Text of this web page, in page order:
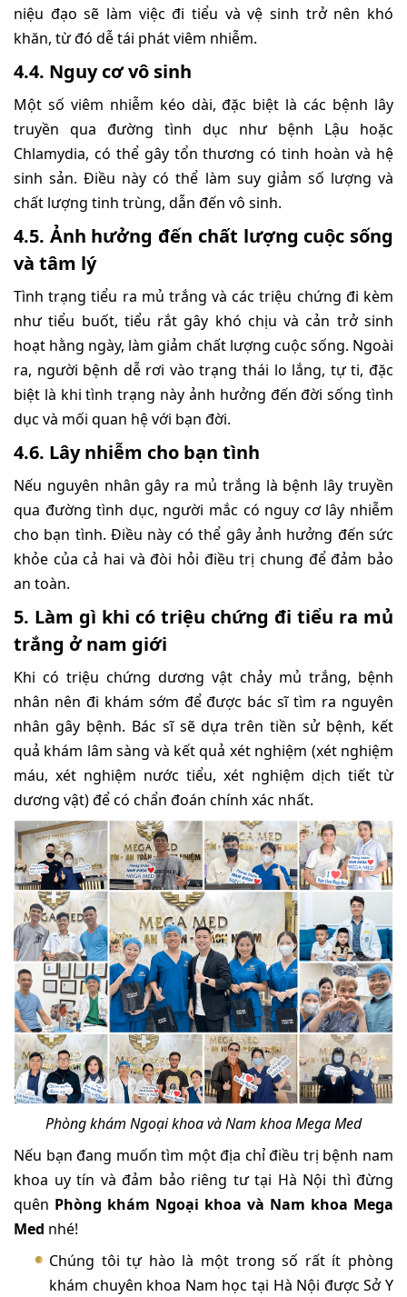
niệu đạo sẽ làm việc đi tiểu và vệ sinh trở nên khó
khăn, từ đó dễ tái phát viêm nhiễm.
4.4. Nguy cơ vô sinh
Một số viêm nhiễm kéo dài, đặc biệt là các bệnh lây
truyền qua đường tình dục như bệnh Lậu hoặc
Chlamydia, có thể gây tổn thương có tinh hoàn và hệ
sinh sản. Điều này có thể làm suy giảm số lượng và
chất lượng tinh trùng, dẫn đến vô sinh.
4.5. Ảnh hưởng đến chất lượng cuộc sống
và tâm lý
Tình trạng tiểu ra mủ trắng và các triệu chứng đi kèm
như tiểu buốt, tiểu rắt gây khó chịu và cản trở sinh
hoạt hằng ngày, làm giảm chất lượng cuộc sống. Ngoài
ra, người bệnh dễ rơi vào trạng thái lo lắng, tự ti, đặc
biệt là khi tình trạng này ảnh hưởng đến đời sống tình
dục và mối quan hệ với bạn đời.
4.6. Lây nhiễm cho bạn tình
Nếu nguyên nhân gây ra mủ trắng là bệnh lây truyền
qua đường tình dục, người mắc có nguy cơ lây nhiễm
cho bạn tình. Điều này có thể gây ảnh hưởng đến sức
khỏe của cả hai và đòi hỏi điều trị chung để đảm bảo
an toàn.
5. Làm gì khi có triệu chứng đi tiểu ra mủ
trắng ở nam giới
Khi có triệu chứng dương vật chảy mủ trắng, bệnh
nhân nên đi khám sớm để được bác sĩ tìm ra nguyên
nhân gây bệnh. Bác sĩ sẽ dựa trên tiền sử bệnh, kết
quả khám lâm sàng và kết quả xét nghiệm (xét nghiệm
máu, xét nghiệm nước tiểu, xét nghiệm dịch tiết từ
dương vật) để có chẩn đoán chính xác nhất.
Phòng khám Ngoại khoa và Nam khoa Mega Med
Nếu bạn đang muốn tìm một địa chỉ điều trị bệnh nam
khoa uy tín và đảm bảo riêng tư tại Hà Nội thì đừng
quên Phòng khám Ngoại khoa và Nam khoa Mega
Med nhé!
Chúng tôi tự hào là một trong số rất ít phòng
khám chuyên khoa Nam học tại Hà Nội được Sở Y